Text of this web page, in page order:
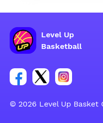
Level Up
Basketball
Poveznica za Facebook
Poveznica za
Poveznica
© 2026 Level Up Basket